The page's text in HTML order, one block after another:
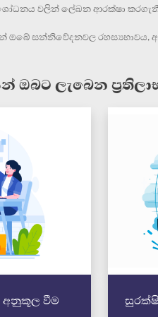
වලින් ලේඛන ආරක්ෂා
ඔබේ සන්නිවේදනවල
ඔබට ලැබෙන
අනුකූල වීම